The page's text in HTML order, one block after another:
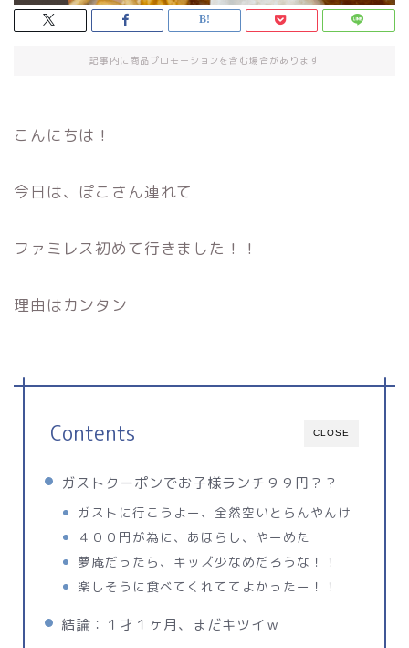
記事内に商品プロモーションを含む場合があります
こんにちは！
今日は、ぽこさん連れて
ファミレス初めて行きました！！
理由はカンタン
CLOSE
Contents
ガストクーポンでお子様ランチ９９円？？
ガストに行こうよー、全然空いとらんやんけ
４００円が為に、あほらし、やーめた
夢庵だったら、キッズ少なめだろうな！！
楽しそうに食べてくれててよかったー！！
結論：１才１ヶ月、まだキツイｗ